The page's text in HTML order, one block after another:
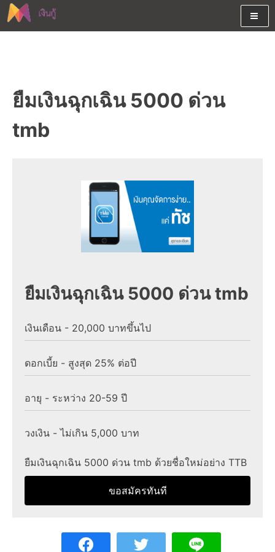
Skip
to
เงินสด และมีรีไฟแนนซ์ด้วย
ยืมเงินฉุกเฉิน 5000 ด่วน
tmb
ยืมเงินฉุกเฉิน 5000 ด่วน tmb
เงินเดือน - 20,000 บาทขึ้นไป
ดอกเบี้ย - สูงสุด 25% ต่อปี
อายุ - ระหว่าง 20-59 ปี
วงเงิน - ไม่เกิน 5,000 บาท
ยืมเงินฉุกเฉิน 5000 ด่วน tmb ด้วยชื่อใหม่อย่าง TTB
ขอสมัครทันที